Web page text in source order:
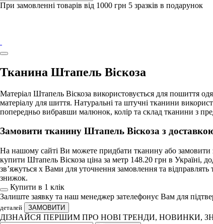
При замовленні товарів від 1000 грн 5 зразків в подарунок
Тканина Штапель Віскоза
Матеріал Штапель Віскоза використовується для пошиття
матеріалу для шиття. Натуральні та штучні тканини
попередньо вибравши малюнок, колір та склад тканини з
Замовити тканину Штапель Віскоза з
На нашому сайті Ви можете придбати тканину або замовити
купити Штапель Віскоза ціна за метр 148.20 грн в Україні,
зв’яжуться х Вами для уточнення замовлення та
знижок.
Купити в 1 клiк
Залиште заявку та наш менеджер зателефонує Вам для
деталей
ДІЗНАЙСЯ ПЕРШИМ ПРО НОВІ ТРЕНДИ, НОВИНКИ,